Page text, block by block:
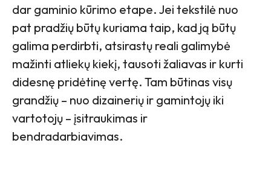
dar gaminio kūrimo etape. Jei tekstilė nuo
pat pradžių būtų kuriama taip, kad ją būtų
galima perdirbti, atsirastų reali galimybė
mažinti atliekų kiekį, tausoti žaliavas ir kurti
didesnę pridėtinę vertę. Tam būtinas visų
grandžių – nuo dizainerių ir gamintojų iki
vartotojų – įsitraukimas ir
bendradarbiavimas.